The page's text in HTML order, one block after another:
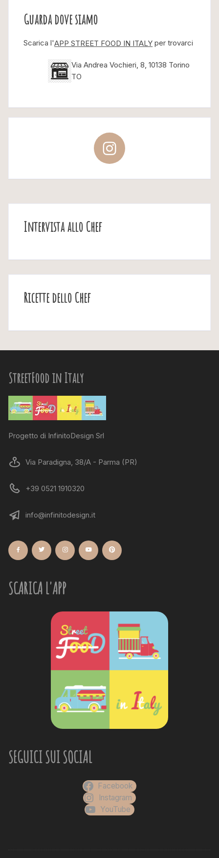
Guarda dove siamo
Scarica l'APP STREET FOOD IN ITALY per trovarci
Via Andrea Vochieri, 8, 10138 Torino
TO
Intervista allo Chef
Ricette dello Chef
StreetFood in Italy
Progetto di InfinitoDesign Srl
Via Paradigna, 38/A - Parma (PR)
+39 0521 1910320
info@infinitodesign.it
SCARICA L'APP
SEGUICI SUI SOCIAL
Facebook
Instagram
YouTube